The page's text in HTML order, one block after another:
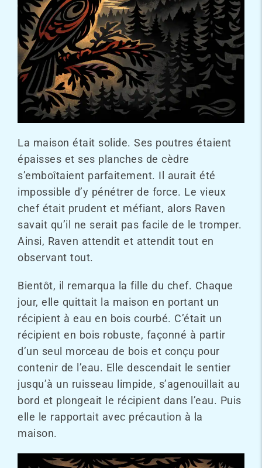
La maison était solide. Ses poutres étaient
épaisses et ses planches de cèdre
s’emboîtaient parfaitement. Il aurait été
impossible d’y pénétrer de force. Le vieux
chef était prudent et méfiant, alors Raven
savait qu’il ne serait pas facile de le tromper.
Ainsi, Raven attendit et attendit tout en
observant tout.
Bientôt, il remarqua la fille du chef. Chaque
jour, elle quittait la maison en portant un
récipient à eau en bois courbé. C’était un
récipient en bois robuste, façonné à partir
d’un seul morceau de bois et conçu pour
contenir de l’eau. Elle descendait le sentier
jusqu’à un ruisseau limpide, s’agenouillait au
bord et plongeait le récipient dans l’eau. Puis
elle le rapportait avec précaution à la
maison.